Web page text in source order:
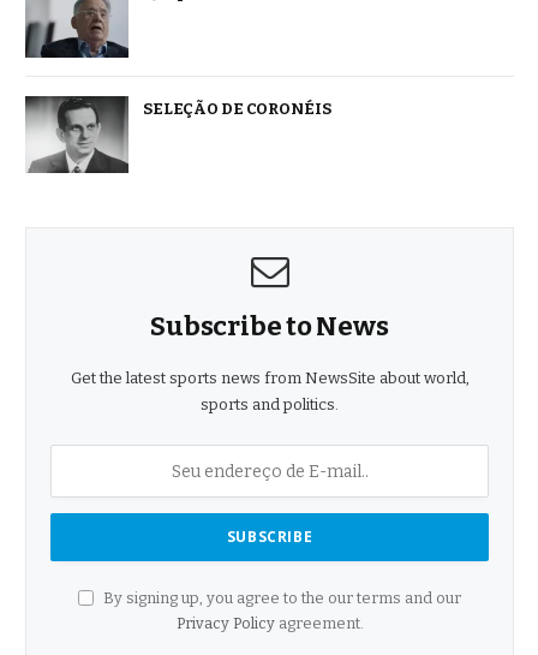
SELEÇÃO DE CORONÉIS
Subscribe to News
Get the latest sports news from NewsSite about world,
sports and politics.
By signing up, you agree to the our terms and our
Privacy Policyagreement.